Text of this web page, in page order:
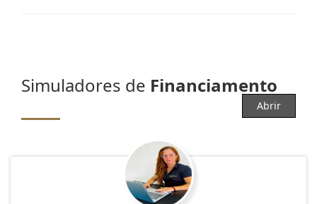
Simuladores de Financiamento
Abrir